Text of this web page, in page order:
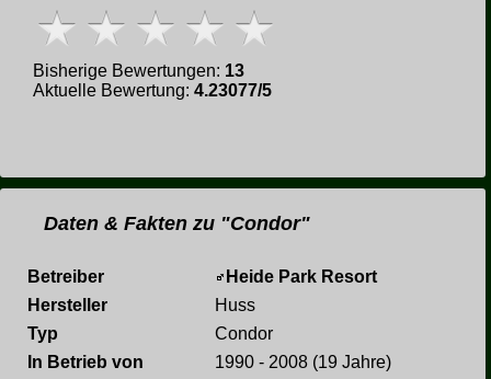
Bisherige Bewertungen: 13
Aktuelle Bewertung: 4.23077/5
Daten & Fakten zu "Condor"
Betreiber
Heide Park Resort
Hersteller
Huss
Typ
Condor
In Betrieb von
1990 - 2008 (19 Jahre)